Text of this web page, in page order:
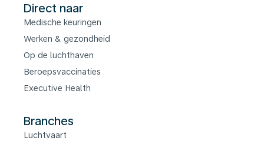
Direct naar
Medische keuringen
Werken & gezondheid
Op de luchthaven
Beroepsvaccinaties
Executive Health
Branches
Luchtvaart